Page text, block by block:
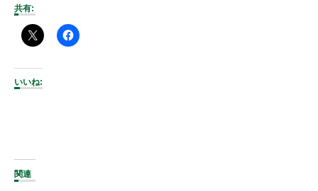
共有:
いいね:
関連